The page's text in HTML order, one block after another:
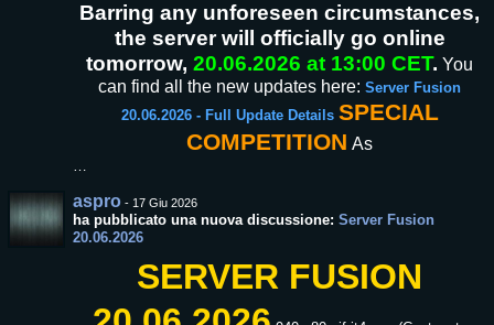
Barring any unforeseen circumstances,
the server will officially go online
tomorrow, 20.06.2026 at 13:00 CET. You
can find all the new updates here: Server Fusion
20.06.2026 - Full Update Details SPECIAL
COMPETITION As
…
aspro - 17 Giu 2026
ha pubblicato una nuova discussione: Server Fusion
20.06.2026
SERVER FUSION